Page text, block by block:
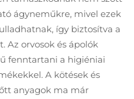
ágyneműkre, mivel ezek
így biztosítva a
Az orvosok és ápolók
fenntartani a higiéniai
A kötések és
anyagok ma már